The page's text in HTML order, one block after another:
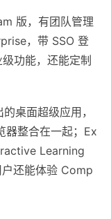
版，有团队管理
，带 SSO 登
功能，还能定制
桌面超级应用，
器整合在一起；Ex
Learning
还能体验 Comp